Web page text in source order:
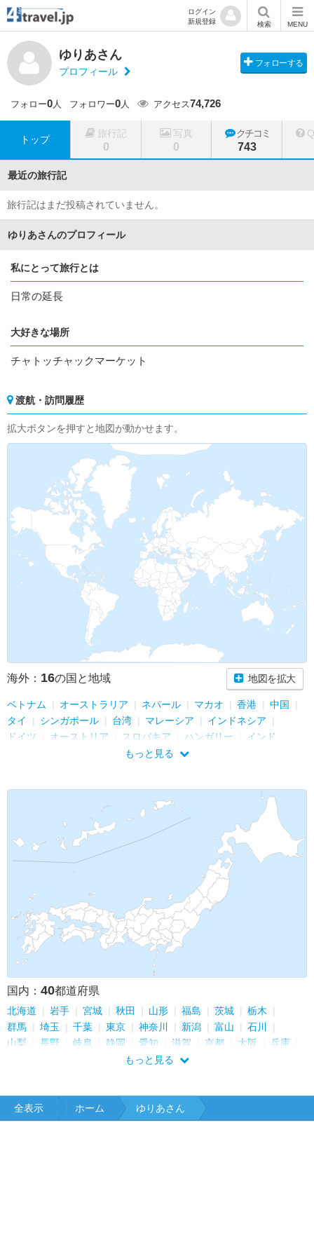
ログイン
新規登録
検索 MENU
ゆりあさん
プロフィール
フォローする
フォロー0人 フォロワー0人 アクセス74,726
トップ
旅行記
0
写真
0
クチコミ
743
最近の旅行記
旅行記はまだ投稿されていません。
ゆりあさんのプロフィール
私にとって旅行とは
日常の延長
大好きな場所
チャトッチャックマーケット
渡航・訪問履歴
拡大ボタンを押すと地図が動かせます。
海外： 16の国と地域 地図を拡大
ベトナム オーストラリア ネパール マカオ 香港
中国
タイ
シンガポール 台湾 マレーシア
インドネシア
ドイツ
オーストリア スロバキア ハンガリー
インド
もっと見る
国内： 40都道府県
北海道 岩手 宮城 秋田 山形 福島 茨城
栃木
群馬
埼玉 千葉 東京 神奈川 新潟 富山
石川
山梨
長野 岐阜 静岡 愛知 滋賀 京都 大阪
兵庫
広島 山口 香川
もっと見る
全表示 ホーム ゆりあさん